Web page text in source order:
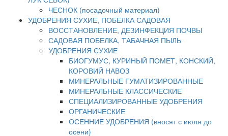
ЧЕСНОК (посадочный материал)
УДОБРЕНИЯ СУХИЕ, ПОБЕЛКА САДОВАЯ
ВОССТАНОВЛЕНИЕ, ДЕЗИНФЕКЦИЯ ПОЧВЫ
САДОВАЯ ПОБЕЛКА, ТАБАЧНАЯ ПЫЛЬ
УДОБРЕНИЯ СУХИЕ
БИОГУМУС, КУРИНЫЙ ПОМЕТ, КОНСКИЙ,
КОРОВИЙ НАВОЗ
МИНЕРАЛЬНЫЕ ГУМАТИЗИРОВАННЫЕ
МИНЕРАЛЬНЫЕ КЛАССИЧЕСКИЕ
СПЕЦИАЛИЗИРОВАННЫЕ УДОБРЕНИЯ
ОРГАНИЧЕСКИЕ
ОСЕННИЕ УДОБРЕНИЯ (вносят с июля до
осени)